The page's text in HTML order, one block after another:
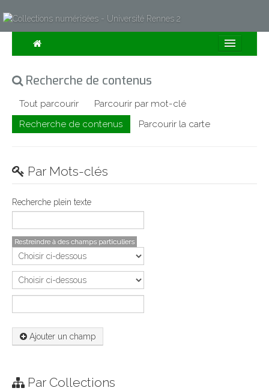
Sur la Carte
Recherche de contenus
Tout parcourir
Parcourir par mot-clé
Recherche de contenus
Parcourir la carte
Par Mots-clés
Recherche plein texte
Restreindre à des champs particuliers
Ajouter un champ
Par Collections